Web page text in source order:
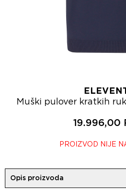
Muški pulover kratkih
19.996,00
PROIZVOD NIJE
Opis proizvoda